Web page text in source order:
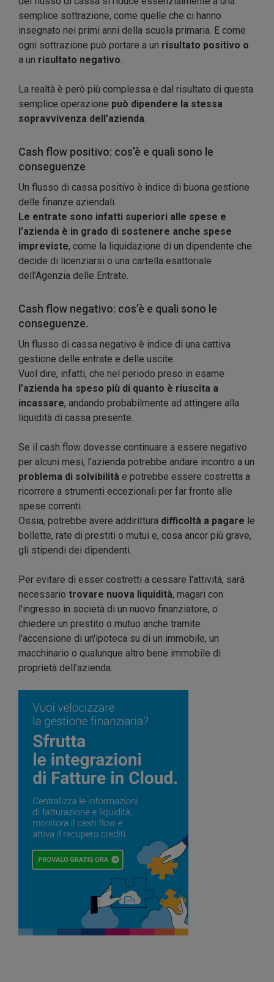
semplice sottrazione, come quelle che ci hanno
insegnato nei primi anni della scuola primaria. E come
ogni sottrazione può portare a un risultato positivo o
a un risultato negativo.
La realtà è però più complessa e dal risultato di questa
semplice operazione può dipendere la stessa
sopravvivenza dell’azienda.
Cash flow positivo: cos’è e quali sono le
conseguenze
Un flusso di cassa positivo è indice di buona gestione
delle finanze aziendali.
Le entrate sono infatti superiori alle spese e
l’azienda è in grado di sostenere anche spese
impreviste, come la liquidazione di un dipendente che
decide di licenziarsi o una cartella esattoriale
dell’Agenzia delle Entrate.
Cash flow negativo: cos’è e quali sono le
conseguenze.
Un flusso di cassa negativo è indice di una cattiva
gestione delle entrate e delle uscite.
Vuol dire, infatti, che nel periodo preso in esame
l’azienda ha speso più di quanto è riuscita a
incassare, andando probabilmente ad attingere alla
liquidità di cassa presente.
Se il cash flow dovesse continuare a essere negativo
per alcuni mesi, l’azienda potrebbe andare incontro a un
problema di solvibilità e potrebbe essere costretta a
ricorrere a strumenti eccezionali per far fronte alle
spese correnti.
Ossia, potrebbe avere addirittura difficoltà a pagare le
bollette, rate di prestiti o mutui e, cosa ancor più grave,
gli stipendi dei dipendenti.
Per evitare di esser costretti a cessare l'attività, sarà
necessario trovare nuova liquidità, magari con
l'ingresso in società di un nuovo finanziatore, o
chiedere un prestito o mutuo anche tramite
l'accensione di un'ipoteca su di un immobile, un
macchinario o qualunque altro bene immobile di
proprietà dell'azienda.